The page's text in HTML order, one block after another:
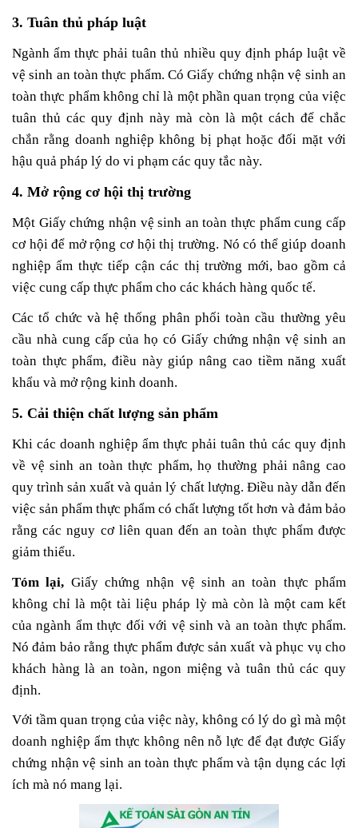
3. Tuân thủ pháp luật
Ngành ẩm thực phải tuân thủ nhiều quy định pháp luật về
vệ sinh an toàn thực phẩm. Có Giấy chứng nhận vệ sinh an
toàn thực phẩm không chỉ là một phần quan trọng của việc
tuân thủ các quy định này mà còn là một cách để chắc
chắn rằng doanh nghiệp không bị phạt hoặc đối mặt với
hậu quả pháp lý do vi phạm các quy tắc này.
4. Mở rộng cơ hội thị trường
Một Giấy chứng nhận vệ sinh an toàn thực phẩm cung cấp
cơ hội để mở rộng cơ hội thị trường. Nó có thể giúp doanh
nghiệp ẩm thực tiếp cận các thị trường mới, bao gồm cả
việc cung cấp thực phẩm cho các khách hàng quốc tế.
Các tổ chức và hệ thống phân phối toàn cầu thường yêu
cầu nhà cung cấp của họ có Giấy chứng nhận vệ sinh an
toàn thực phẩm, điều này giúp nâng cao tiềm năng xuất
khẩu và mở rộng kinh doanh.
5. Cải thiện chất lượng sản phẩm
Khi các doanh nghiệp ẩm thực phải tuân thủ các quy định
về vệ sinh an toàn thực phẩm, họ thường phải nâng cao
quy trình sản xuất và quản lý chất lượng. Điều này dẫn đến
việc sản phẩm thực phẩm có chất lượng tốt hơn và đảm bảo
rằng các nguy cơ liên quan đến an toàn thực phẩm được
giảm thiểu.
Tóm lại, Giấy chứng nhận vệ sinh an toàn thực phẩm
không chỉ là một tài liệu pháp lỳ mà còn là một cam kết
của ngành ẩm thực đối với vệ sinh và an toàn thực phẩm.
Nó đảm bảo rằng thực phẩm được sản xuất và phục vụ cho
khách hàng là an toàn, ngon miệng và tuân thủ các quy
định.
Với tầm quan trọng của việc này, không có lý do gì mà một
doanh nghiệp ẩm thực không nên nỗ lực để đạt được Giấy
chứng nhận vệ sinh an toàn thực phẩm và tận dụng các lợi
ích mà nó mang lại.